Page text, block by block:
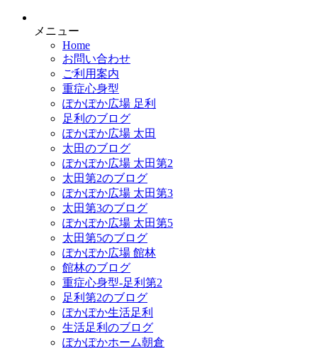
メニュー
Home
お問い合わせ
ご利用案内
重症心身型
ぽかぽか広場 足利
足利のブログ
ぽかぽか広場 太田
太田のブログ
ぽかぽか広場 太田第2
太田第2のブログ
ぽかぽか広場 太田第3
太田第3のブログ
ぽかぽか広場 太田第5
太田第5のブログ
ぽかぽか広場 館林
館林のブログ
重症心身型-足利第2
足利第2のブログ
ぽかぽか生活足利
生活足利のブログ
ぽかぽかホーム朝倉